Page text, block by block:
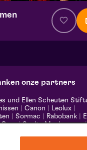
| 20:15
onze partners
und Ellen Scheuten
Canon Leolux
Sormac Rabobank
|Scelta Mushrooms|